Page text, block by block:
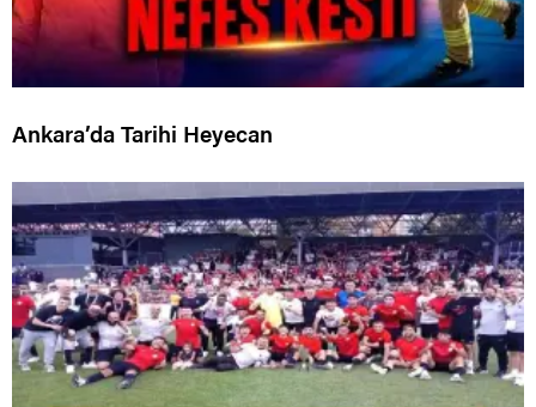
Ankara’da Tarihi Heyecan